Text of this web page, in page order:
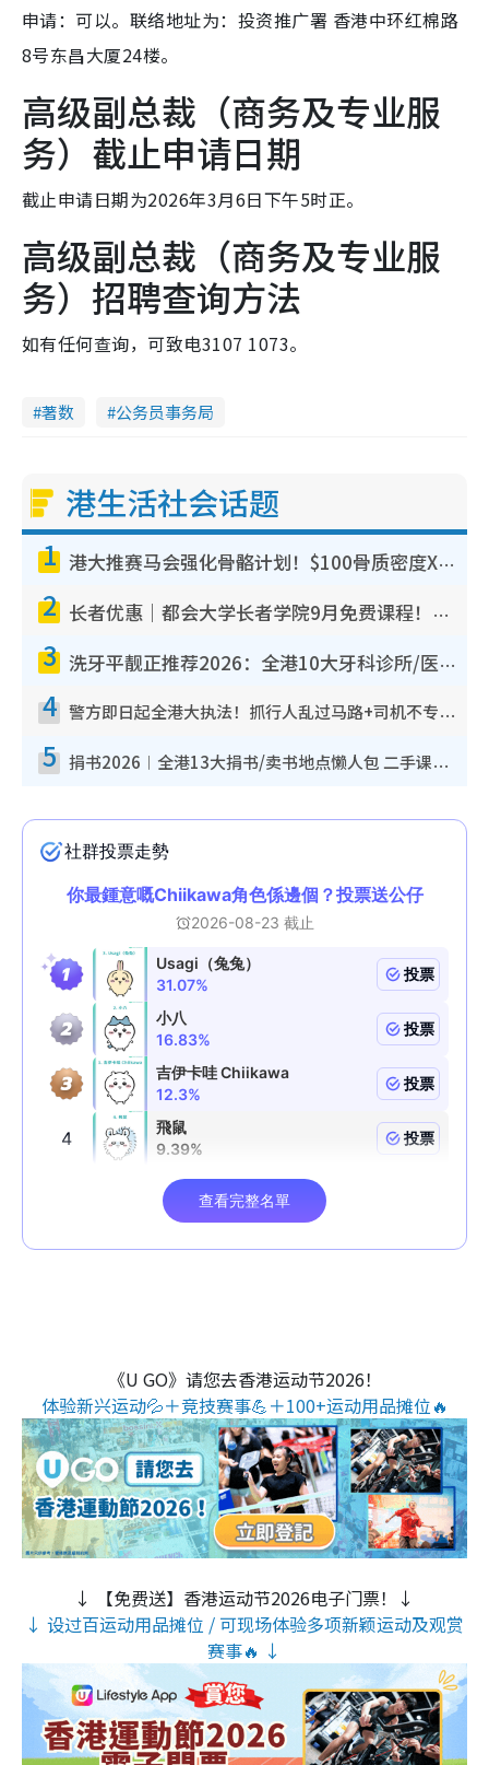
申请：可以。联络地址为：投资推广署 香港中环红棉路
8号东昌大厦24楼。
高级副总裁（商务及专业服
务）截止申请日期
截止申请日期为2026年3月6日下午5时正。
高级副总裁（商务及专业服
务）招聘查询方法
如有任何查询，可致电3107 1073。
著数 公务员事务局
港生活社会话题
1 港大推赛马会强化骨骼计划！$100骨质密度X光检查 完成免费运动训练送超市礼券！附参加资格
2 长者优惠｜都会大学长者学院9月免费课程！多媒体/微电影创作/网络安全 附报名方法教学
3 洗牙平靓正推荐2026：全港10大牙科诊所/医院懒人包，夜诊至8点/镇静洁牙/医疗券适用
4 警方即日起全港大执法！抓行人乱过马路+司机不专注驾驶！乱过马路罚$2000
5 捐书2026︱全港13大捐书/卖书地点懒人包 二手课本最高$150＋旧书换免费咖啡/戏票
《U GO》请您去香港运动节2026！
体验新兴运动💦＋竞技赛事💪＋100+运动用品摊位🔥
↓ 【免费送】香港运动节2026电子门票！↓
↓ 设过百运动用品摊位 / 可现场体验多项新颖运动及观赏
赛事🔥 ↓